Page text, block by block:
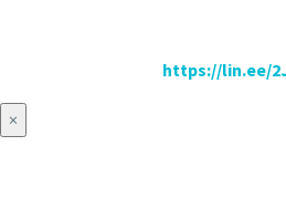
https://lin.ee/
×